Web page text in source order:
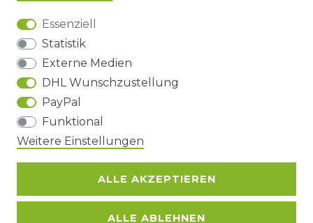
BARRIEREFREIHEIT
Impressum Daten­schutz­erklärung
Barrierefreiheitserklärung
VERTRAG WIDERRUFEN Kontakt
Essenziell
Statistik
Externe Medien
DHL Wunschzustellung
PayPal
Funktional
Weitere Einstellungen
ALLE AKZEPTIEREN
ALLE ABLEHNEN